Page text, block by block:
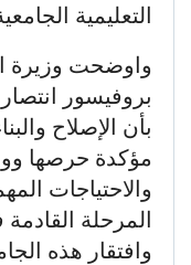
التعليمية
واوضحت وزيرة
بروفيسور
بأن الإصلاح
مؤكدة حرصها
والاحتياجات
المرحلة
وافتقار هذه